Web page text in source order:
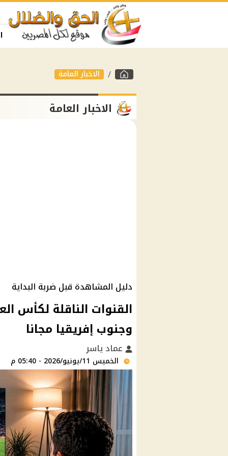
الاخبار العامة
الاخبار العامة
دليل المشاهدة قبل ضربة البداية
وجنوب إفريقيا مجانا
عماد ياسر
الخميس 11/يونيو/2026 - 05:40 م